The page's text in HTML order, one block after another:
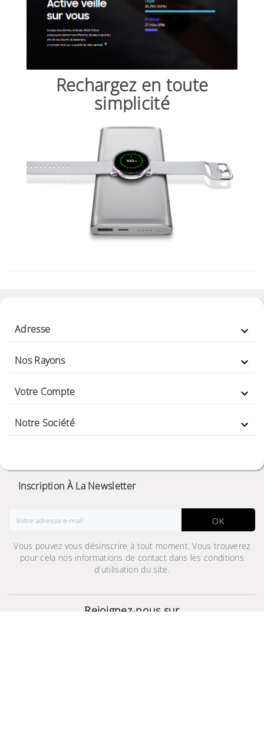
Rechargez en toute
simplicité
1 049,000 TND
Adresse 
Nos Rayons 
Votre Compte 
Notre Société 
Inscription À La Newsletter
OK
Vous pouvez vous désinscrire à tout moment. Vous trouverez
pour cela nos informations de contact dans les conditions
d'utilisation du site.
Rejoignez-nous sur